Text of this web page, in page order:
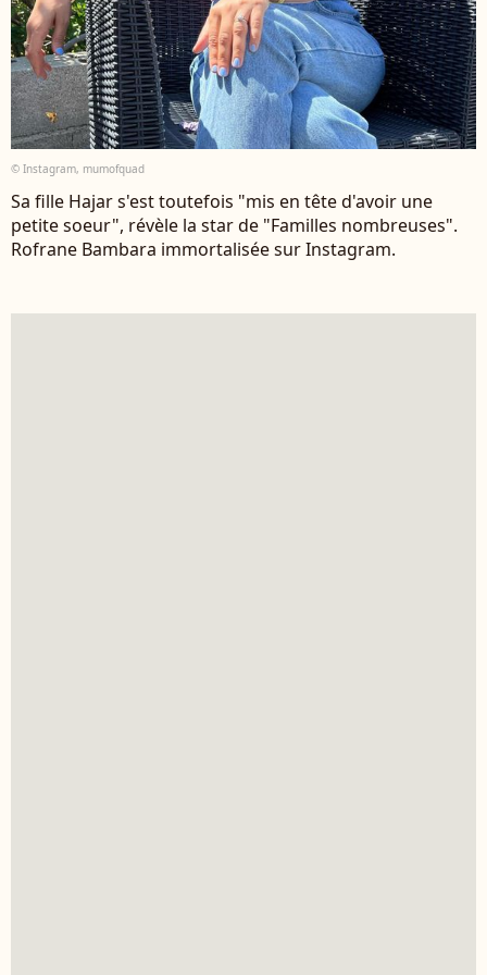
© Instagram, mumofquad
Sa fille Hajar s'est toutefois "mis en tête d'avoir une
petite soeur", révèle la star de "Familles nombreuses".
Rofrane Bambara immortalisée sur Instagram.